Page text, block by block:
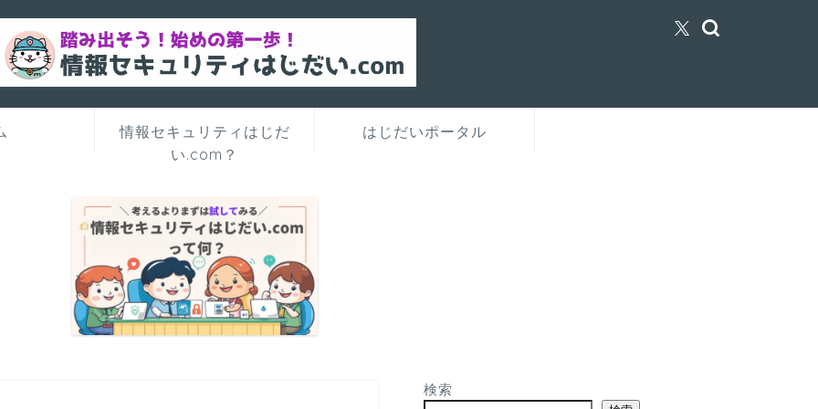
情報セキュリティはじだ
い.com？
はじだいポータル
検索